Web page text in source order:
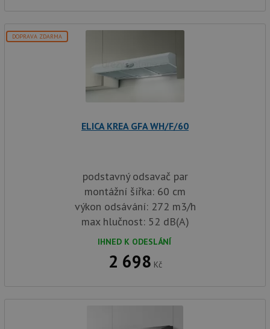
DOPRAVA ZDARMA
ELICA KREA GFA WH/F/60
podstavný odsavač par
montážní šířka: 60 cm
výkon odsávání: 272 m3/h
max hlučnost: 52 dB(A)
IHNED K ODESLÁNÍ
2 698 Kč